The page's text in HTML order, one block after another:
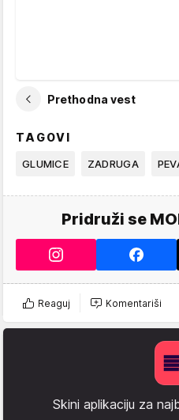
Prethodna vest
TAGOVI
GLUMICE ZADRUGA
Pridruži se
Reaguj Komentariši
Skini aplikaciju za